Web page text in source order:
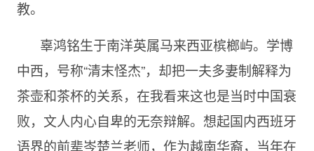
教。
辜鸿铭生于南洋英属马来西亚槟榔屿。学博
中西，号称“清末怪杰”，却把一夫多妻制解释为
茶壶和茶杯的关系，在我看来这也是当时中国衰
败，文人内心自卑的无奈辩解。想起国内西班牙
语界的前辈岑楚兰老师，作为越南华裔，当年在